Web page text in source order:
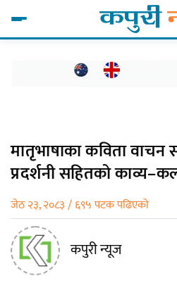
मातृभाषाका कविता वाचन
प्रदर्शनी सहितको
जेठ २३, २०८३ / ६९५ पटक पढिएको
कपुरी न्यूज